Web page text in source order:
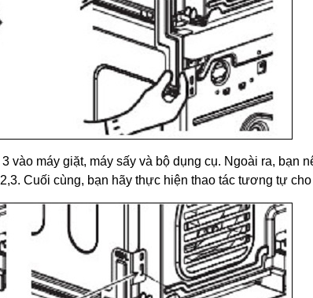
máy giặt, máy sấy và bộ dụng cụ. Ngoài ra, bạn
Cuối cùng, bạn hãy thực hiện thao tác tương tự